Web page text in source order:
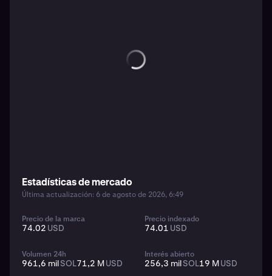
Estadísticas de mercado
Última actualización: 6 de agosto de 2026, 6:49
Precio de la marca
74.02 USD
Precio indexado
74.01 USD
Volumen 24h
961,6 milSOL71,2 MUSD
Interés abierto
256,3 milSOL19 MUSD